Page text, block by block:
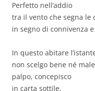
Perfetto nell’addio
tra il vento che segna le
in segno di connivenza
In questo abitare
non scelgo bene né
palpo, concepisco
in carta sottile,